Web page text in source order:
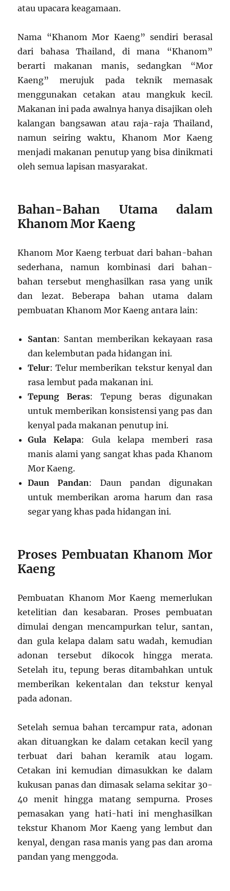
atau upacara keagamaan.
Nama “Khanom Mor Kaeng” sendiri berasal
dari bahasa Thailand, di mana “Khanom”
berarti makanan manis, sedangkan “Mor
Kaeng” merujuk pada teknik memasak
menggunakan cetakan atau mangkuk kecil.
Makanan ini pada awalnya hanya disajikan oleh
kalangan bangsawan atau raja-raja Thailand,
namun seiring waktu, Khanom Mor Kaeng
menjadi makanan penutup yang bisa dinikmati
oleh semua lapisan masyarakat.
Bahan-Bahan Utama dalam
Khanom Mor Kaeng
Khanom Mor Kaeng terbuat dari bahan-bahan
sederhana, namun kombinasi dari bahan-
bahan tersebut menghasilkan rasa yang unik
dan lezat. Beberapa bahan utama dalam
pembuatan Khanom Mor Kaeng antara lain:
Santan: Santan memberikan kekayaan rasa
dan kelembutan pada hidangan ini.
Telur: Telur memberikan tekstur kenyal dan
rasa lembut pada makanan ini.
Tepung Beras: Tepung beras digunakan
untuk memberikan konsistensi yang pas dan
kenyal pada makanan penutup ini.
Gula Kelapa: Gula kelapa memberi rasa
manis alami yang sangat khas pada Khanom
Mor Kaeng.
Daun Pandan: Daun pandan digunakan
untuk memberikan aroma harum dan rasa
segar yang khas pada hidangan ini.
Proses Pembuatan Khanom Mor
Kaeng
Pembuatan Khanom Mor Kaeng memerlukan
ketelitian dan kesabaran. Proses pembuatan
dimulai dengan mencampurkan telur, santan,
dan gula kelapa dalam satu wadah, kemudian
adonan tersebut dikocok hingga merata.
Setelah itu, tepung beras ditambahkan untuk
memberikan kekentalan dan tekstur kenyal
pada adonan.
Setelah semua bahan tercampur rata, adonan
akan dituangkan ke dalam cetakan kecil yang
terbuat dari bahan keramik atau logam.
Cetakan ini kemudian dimasukkan ke dalam
kukusan panas dan dimasak selama sekitar 30-
40 menit hingga matang sempurna. Proses
pemasakan yang hati-hati ini menghasilkan
tekstur Khanom Mor Kaeng yang lembut dan
kenyal, dengan rasa manis yang pas dan aroma
pandan yang menggoda.